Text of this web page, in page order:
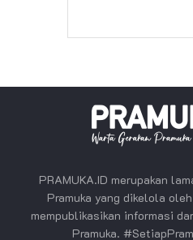
PRAMUKA.ID merupakan
Pramuka yang dikelola
mempublikasikan informasi
Pramuka.